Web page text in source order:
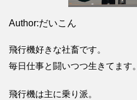
Author:だいこん
飛行機好きな社畜です。
毎日仕事と闘いつつ生きてます。
飛行機は主に乗り派。